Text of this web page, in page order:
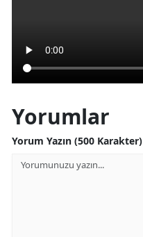
Yorumlar
Yorum Yazın (500 Karakter)